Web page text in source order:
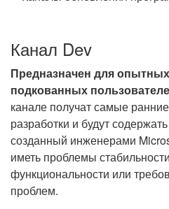
Канал Dev
Предназначен для
подкованных
канале получат самые
разработки и будут
созданный инженерами
иметь проблемы
функциональности или
проблем.